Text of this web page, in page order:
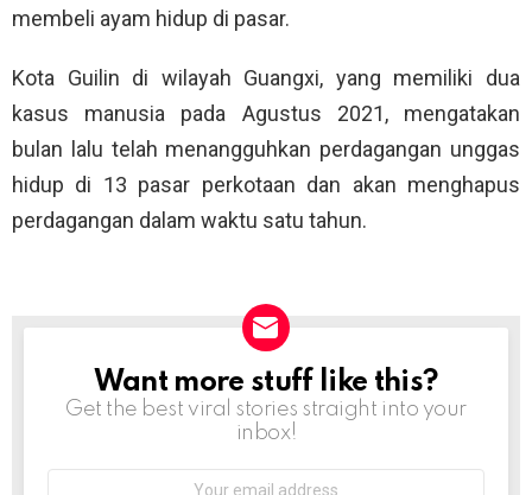
membeli ayam hidup di pasar.
Kota Guilin di wilayah Guangxi, yang memiliki dua
kasus manusia pada Agustus 2021, mengatakan
bulan lalu telah menangguhkan perdagangan unggas
hidup di 13 pasar perkotaan dan akan menghapus
perdagangan dalam waktu satu tahun.
NEWSLETTER
Want more stuff like this?
Get the best viral stories straight into your
inbox!